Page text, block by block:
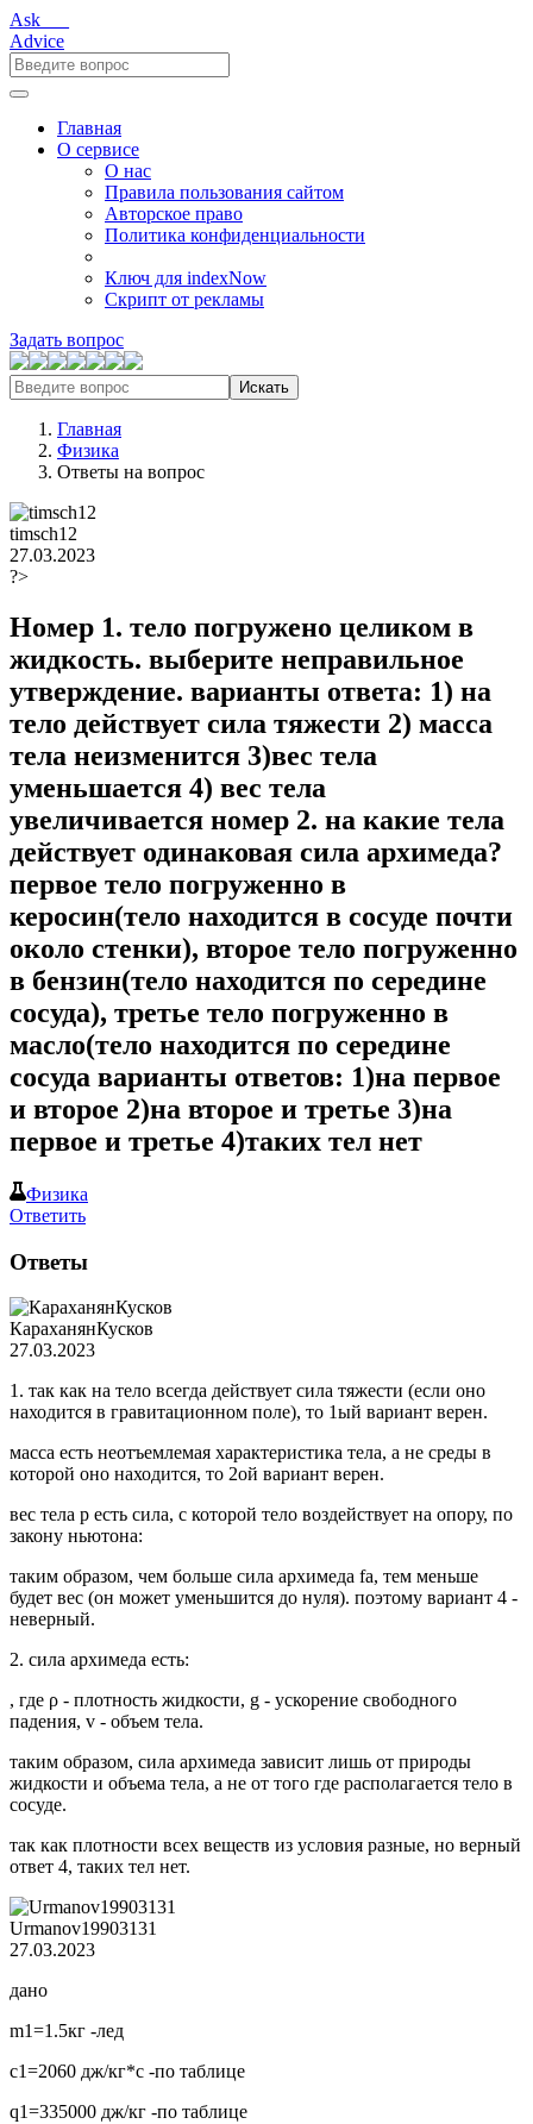
Ask___
Advice
Главная
О сервисе
О нас
Правила пользования сайтом
Авторское право
Политика конфиденциальности
Ключ для indexNow
Скрипт от рекламы
Задать вопрос
Искать
Главная
Физика
Ответы на вопрос
timsch12
27.03.2023
?>
Номер 1. тело погружено целиком в
жидкость. выберите неправильное
утверждение. варианты ответа: 1) на
тело действует сила тяжести 2) масса
тела неизменится 3)вес тела
уменьшается 4) вес тела
увеличивается номер 2. на какие тела
действует одинаковая сила архимеда?
первое тело погруженно в
керосин(тело находится в сосуде почти
около стенки), второе тело погруженно
в бензин(тело находится по середине
сосуда), третье тело погруженно в
масло(тело находится по середине
сосуда варианты ответов: 1)на первое
и второе 2)на второе и третье 3)на
первое и третье 4)таких тел нет
Физика
Ответить
Ответы
КараханянКусков
27.03.2023
1. так как на тело всегда действует сила тяжести (если оно
находится в гравитационном поле), то 1ый вариант верен.
масса есть неотъемлемая характеристика тела, а не среды в
которой оно находится, то 2ой вариант верен.
вес тела p есть сила, с которой тело воздействует на опору, по
закону ньютона:
таким образом, чем больше сила архимеда fa, тем меньше
будет вес (он может уменьшится до нуля). поэтому вариант 4 -
неверный.
2. сила архимеда есть:
, где ρ - плотность жидкости, g - ускорение свободного
падения, v - объем тела.
таким образом, сила архимеда зависит лишь от природы
жидкости и объема тела, а не от того где располагается тело в
сосуде.
так как плотности всех веществ из условия разные, но верный
ответ 4, таких тел нет.
Urmanov19903131
27.03.2023
дано
m1=1.5кг -лед
с1=2060 дж/кг*с -по таблице
q1=335000 дж/кг -по таблице